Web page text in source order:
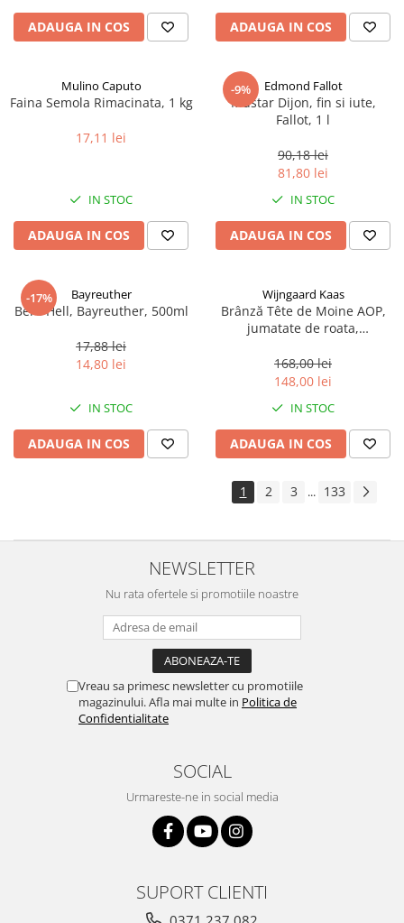
ADAUGA IN COS ADAUGA IN COS
Mulino Caputo
Faina Semola Rimacinata, 1 kg
17,11 lei
IN STOC
ADAUGA IN COS
-9% Edmond Fallot
Mustar Dijon, fin si iute,
Fallot, 1 l
90,18 lei
81,80 lei
IN STOC
ADAUGA IN COS
-17% Bayreuther
Bere Hell, Bayreuther, 500ml
17,88 lei
14,80 lei
IN STOC
ADAUGA IN COS
Wijngaard Kaas
Brânză Tête de Moine AOP,
jumatate de roata,
168,00 lei
148,00 lei
IN STOC
ADAUGA IN COS
1 2 3 ... 133
NEWSLETTER
Nu rata ofertele si promotiile noastre
Vreau sa primesc newsletter cu promotiile
magazinului. Afla mai multe in Politica de
Confidentialitate
SOCIAL
Urmareste-ne in social media
SUPORT CLIENTI